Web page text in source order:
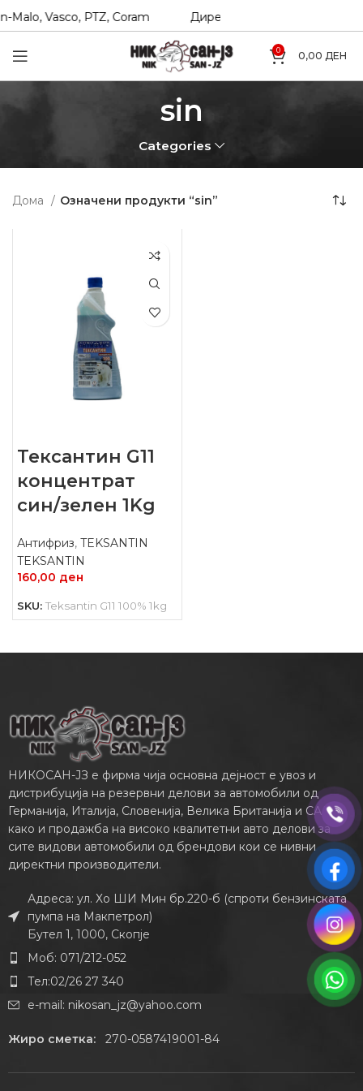
Vasco, PTZ, Coram Директни увозници на
0 0,00 ДЕН
sin
Categories
Дома Означени продукти “sin”
Тексантин G11
концентрат
син/зелен 1Kg
Антифриз, TEKSANTIN
TEKSANTIN
160,00 ден
SKU: Teksantin G11 100% 1kg
НИКОСАН-ЈЗ е фирма чија основна дејност е увоз и
дистрибуција на резервни делови за автомобили од
Германија, Италија, Словенија, Велика Британија и САД,
како и продажба на високо квалитетни авто делови за
сите видови автомобили од брендови кои се нивни
директни производители.
Адреса: ул. Хо ШИ Мин бр.220-б (спроти бензинската
пумпа на Макпетрол)
Бутел 1, 1000, Скопје
Моб: 071/212-052
Тел:02/26 27 340
e-mail: nikosan_jz@yahoo.com
Жиро сметка:270-0587419001-84